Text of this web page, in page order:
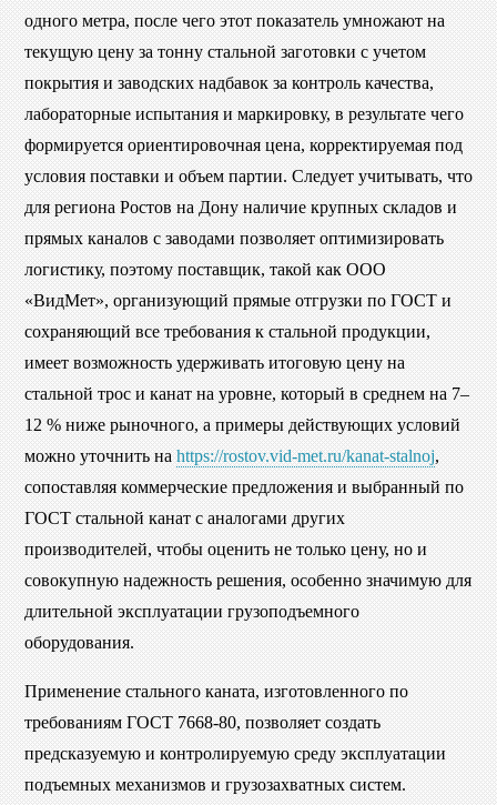
одного метра, после чего этот показатель умножают на
текущую цену за тонну стальной заготовки с учетом
покрытия и заводских надбавок за контроль качества,
лабораторные испытания и маркировку, в результате чего
формируется ориентировочная цена, корректируемая под
условия поставки и объем партии. Следует учитывать, что
для региона Ростов на Дону наличие крупных складов и
прямых каналов с заводами позволяет оптимизировать
логистику, поэтому поставщик, такой как ООО
«ВидМет», организующий прямые отгрузки по ГОСТ и
сохраняющий все требования к стальной продукции,
имеет возможность удерживать итоговую цену на
стальной трос и канат на уровне, который в среднем на 7–
12 % ниже рыночного, а примеры действующих условий
можно уточнить на https://rostov.vid-met.ru/kanat-stalnoj,
сопоставляя коммерческие предложения и выбранный по
ГОСТ стальной канат с аналогами других
производителей, чтобы оценить не только цену, но и
совокупную надежность решения, особенно значимую для
длительной эксплуатации грузоподъемного
оборудования.
Применение стального каната, изготовленного по
требованиям ГОСТ 7668-80, позволяет создать
предсказуемую и контролируемую среду эксплуатации
подъемных механизмов и грузозахватных систем.